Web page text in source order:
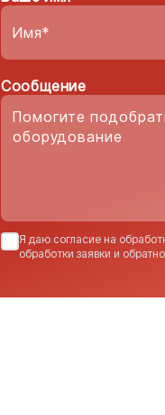
Сообщение
Я даю согласие на
обработки заявки и